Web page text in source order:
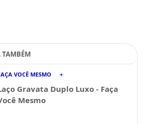
TAMBÉM
VOCÊ MESMO
Gravata Duplo Luxo - Faça
Mesmo